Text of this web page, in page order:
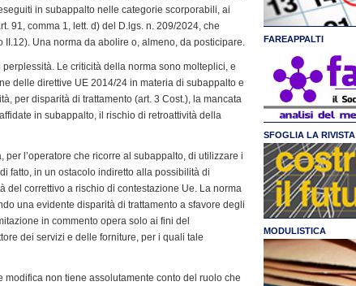
in subappalto nelle categorie scorporabili, ai
91, comma 1, lett. d) del D.lgs. n. 209/2024, che
Una norma da abolire o, almeno, da posticipare.
Le criticità della norma sono molteplici, e
delle direttive UE 2014/24 in materia di subappalto e
per disparità di trattamento (art. 3 Cost.), la mancata
in subappalto, il rischio di retroattività della
l’operatore che ricorre al subappalto, di utilizzare i
fatto, in un ostacolo indiretto alla possibilità di
del correttivo a rischio di contestazione Ue. La norma
una evidente disparità di trattamento a sfavore degli
in commento opera solo ai fini del
dei servizi e delle forniture, per i quali tale
non tiene assolutamente conto del ruolo che
FAREAPPALTI
SFOGLIA LA RIVISTA
MODULISTICA